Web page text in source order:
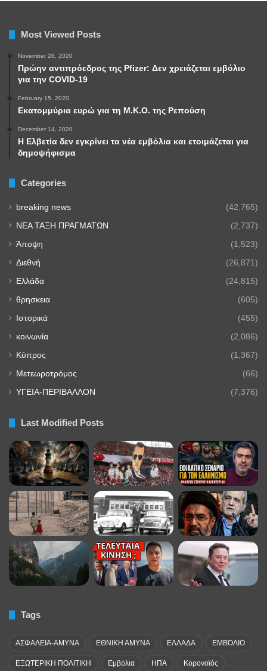
Most Viewed Posts
November 28, 2020
Πρώην αντιπρόεδρος της Pfizer: Δεν χρειάζεται εμβόλιο
για την COVID-19
February 15, 2020
Εκατομμύρια ευρώ για τη Μ.Κ.Ο. της Ρεπούση
December 14, 2020
Η Ελβετία δεν εγκρίνει τα νέα εμβόλια και ετοιμάζεται για
δημοψήφισμα
Categories
breaking news (42,765)
NEA TAΞΗ ΠΡΑΓΜΑΤΩΝ (2,737)
Άποψη (1,523)
Διεθνή (26,871)
Ελλάδα (24,815)
θρησκεια (605)
Ιστορικά (455)
κοινωνία (2,086)
Κύπρος (1,367)
Μετεωροτρόμος (66)
ΥΓΕΙΑ-ΠΕΡΙΒΑΛΛΟΝ (7,376)
Last Modified Posts
Tags
ΑΣΦΑΛΕΙΑ-ΑΜΥΝΑ ΕΘΝΙΚΗ ΑΜΥΝΑ ΕΛΛΑΔΑ ΕΜΒΌΛΙΟ
ΕΞΩΤΕΡΙΚΗ ΠΟΛΙΤΙΚΗ Εμβόλια ΗΠΑ Κορονοϊός